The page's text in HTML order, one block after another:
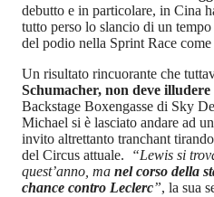
debutto e in particolare, in Cina
tutto perso lo slancio di un
del podio nella Sprint Race come
Un risultato rincuorante che
Schumacher, non deve illudere
Backstage Boxengasse di Sky
Michael si è lasciato andare ad
invito altrettanto tranchant
del Circus attuale.
“Lewis si
quest’anno, ma nel corso della
chance contro Leclerc”, la sua